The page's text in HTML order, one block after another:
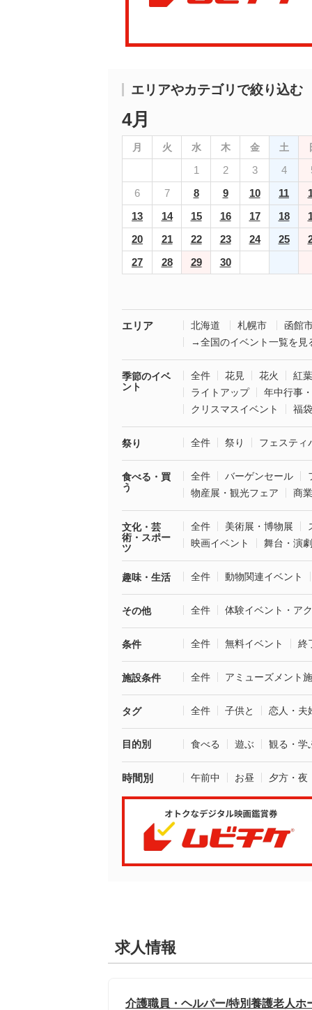
エリアやカテゴリで絞り込む
4月
月 火 水 木 金 土
1 2 3 4
6
7 8 9 10 11
13
14 15 16 17 18
20
21 22 23 24 25
27
28 29 30
エリア 北海道 札幌市
函館
→全国のイベント一覧を見
季節のイベ
ント
全件 花見 花火
紅葉
ライトアップ
年中行事
クリスマスイベント
福
祭り 全件 祭り フェスティ
食べる・買
う
全件 バーゲンセール
物産展・観光フェア
商
文化・芸
術・スポー
ツ
全件 美術展・博物展
映画イベント
舞台・演劇
趣味・生活 全件 動物関連イベント
その他 全件 体験イベント・ア
条件 全件 無料イベント 終
施設条件 全件 アミューズメント
タグ 全件 子供と 恋人・夫
目的別 食べる 遊ぶ 観る・学
時間別 午前中 お昼 夕方・夜
求人情報
介護職員・ヘルパー/特別養護老人